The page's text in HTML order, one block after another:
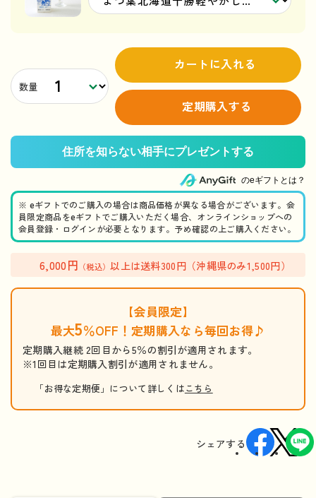
数量
カートに入れる
定期購入する
のeギフトとは？
※ eギフトでのご購入の場合は商品価格が異なる場合がございます。会
員限定商品をeギフトでご購入いただく場合、オンラインショップへの
会員登録・ログインが必要となります。予め確認の上ご購入ください。
6,000円 （税込）以上は送料300円（沖縄県のみ1,500円）
【会員限定】
最大5％OFF！定期購入なら毎回お得♪
定期購入継続 2回目から5％の割引が適用されます。
※1回目は定期購入割引が適用されません。
「お得な定期便」について詳しくはこちら
シェアする